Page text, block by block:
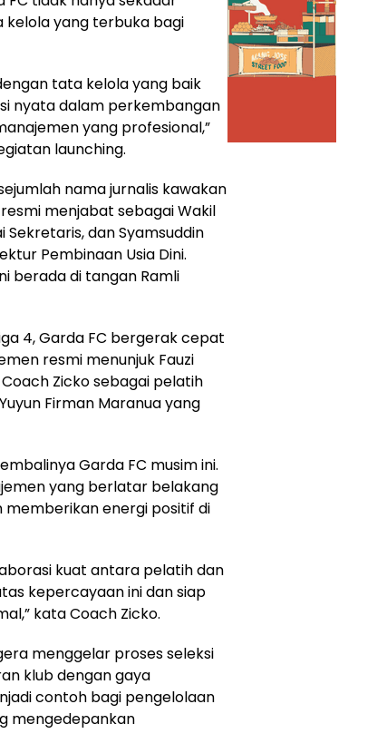
yang terbuka bagi
tata kelola yang baik
nyata dalam perkembangan
yang profesional,”
launching.
nama jurnalis kawakan
menjabat sebagai Wakil
Sekretaris, dan Syamsuddin
Pembinaan Usia Dini.
berada di tangan Ramli
4, Garda FC bergerak cepat
resmi menunjuk Fauzi
Zicko sebagai pelatih
Firman Maranua yang
Garda FC musim ini.
yang berlatar belakang
energi positif di
kuat antara pelatih dan
kepercayaan ini dan siap
kata Coach Zicko.
menggelar proses seleksi
klub dengan gaya
contoh bagi pengelolaan
mengedepankan